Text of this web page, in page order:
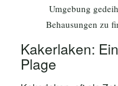
Umgebung
Behausungen zu
Kakerlaken:
Plage